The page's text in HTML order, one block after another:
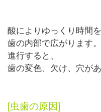
酸によりゆっくり時間
歯の内部で広がります。
進行すると、
歯の変色、欠け、穴が
[虫歯の原因]